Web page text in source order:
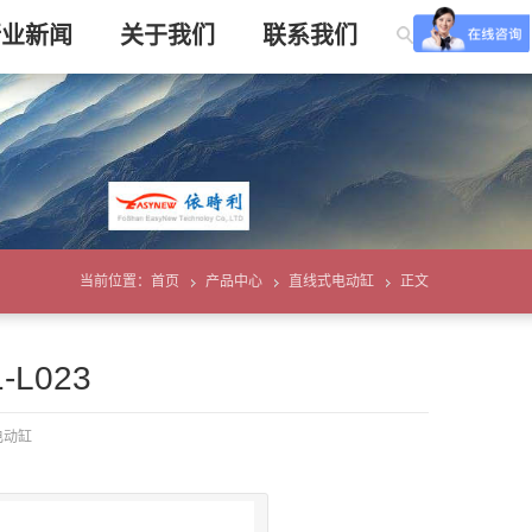
新闻 关于我们 联系我们
当前位置： 首页 产品中心 直线式电动缸 正文
L023
动缸